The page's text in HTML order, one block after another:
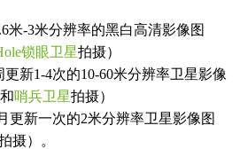
米-3米分辨率的黑白高清影像图
锁眼卫星拍摄）
更新1-4次的10-60米分辨率卫星影像
哨兵卫星拍摄）
更新一次的2米分辨率卫星影像图
摄）。
方
式
提交咨询表单Submit Close